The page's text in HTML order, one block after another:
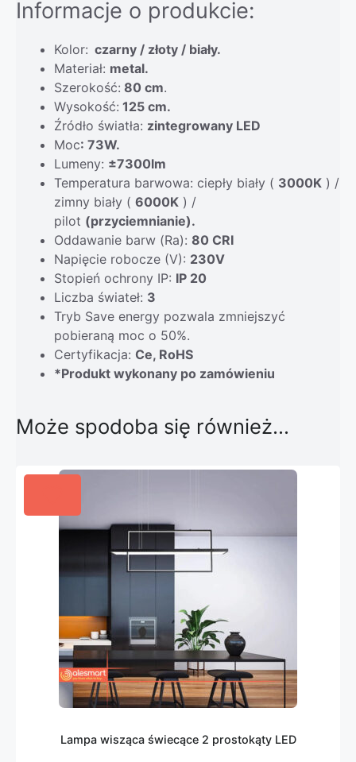
Informacje o produkcie:
Kolor: czarny / złoty / biały.
Materiał: metal.
Szerokość: 80 cm.
Wysokość: 125 cm.
Źródło światła: zintegrowany LED
Moc: 73W.
Lumeny: ±7300lm
Temperatura barwowa: ciepły biały ( 3000K ) /
zimny biały ( 6000K ) /
pilot (przyciemnianie).
Oddawanie barw (Ra): 80 CRI
Napięcie robocze (V): 230V
Stopień ochrony IP: IP 20
Liczba świateł: 3
Tryb Save energy pozwala zmniejszyć
pobieraną moc o 50%.
Certyfikacja: Ce, RoHS
*Produkt wykonany po zamówieniu
Może spodoba się również…
Lampa wisząca świecące 2 prostokąty LED